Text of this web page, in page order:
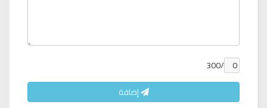
/300
إضافة